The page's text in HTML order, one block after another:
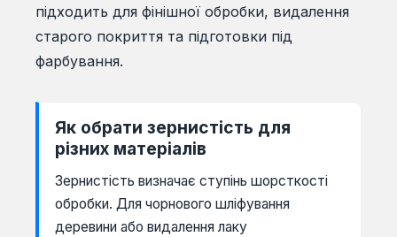
підходить для фінішної обробки, видалення
старого покриття та підготовки під
фарбування.
Як обрати зернистість для
різних матеріалів
Зернистість визначає ступінь шорсткості
обробки. Для чорнового шліфування
деревини або видалення лаку